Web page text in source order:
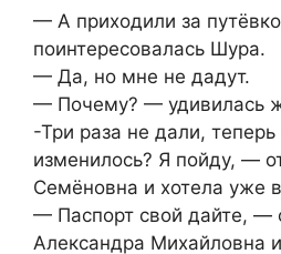
— А приходили за
поинтересовалась Шура.
— Да, но мне не дадут.
— Почему? — удивилась
-Три раза не дали,
изменилось? Я пойду, —
Семёновна и хотела уже
— Паспорт свой дайте, —
Александра Михайловна